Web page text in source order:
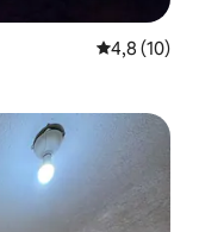
4,8 (10)